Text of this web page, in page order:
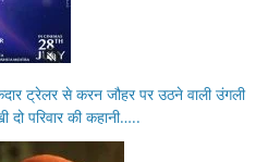
ट्रेलर से करन जौहर पर उठने वाली उंगली
परिवार की कहानी…..